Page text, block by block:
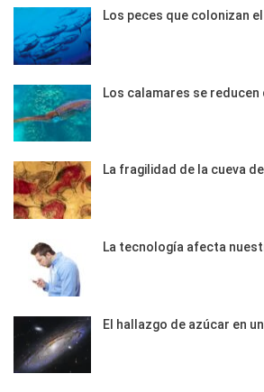
Los peces que colonizan
Los calamares se reducen
La fragilidad de la cueva
La tecnología afecta
El hallazgo de azúcar en